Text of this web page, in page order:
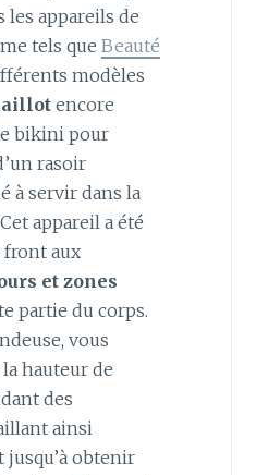
les appareils de
tels que Beauté
modèles
encore
bikini pour
rasoir
à servir dans la
appareil a été
aux
et zones
partie du corps.
vous
hauteur de
des
ainsi
obtenir